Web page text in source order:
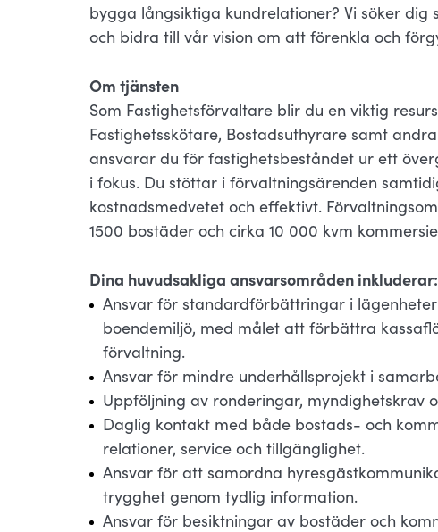
bygga långsiktiga kundrelationer? Vi söker
och bidra till vår vision om att förenkla och
Om tjänsten
Som Fastighetsförvaltare blir du en viktig
Fastighetsskötare, Bostadsuthyrare samt
ansvarar du för fastighetsbeståndet ur ett
i fokus. Du stöttar i förvaltningsärenden
kostnadsmedvetet och effektivt.
1500 bostäder och cirka 10 000 kvm
Dina huvudsakliga ansvarsområden inkluderar:
Ansvar för standardförbättringar i
boendemiljö, med målet att förbättra
förvaltning.
Ansvar för mindre underhållsprojekt i
Uppföljning av ronderingar, myndighetskrav
Daglig kontakt med både bostads- och
relationer, service och tillgänglighet.
Ansvar för att samordna
trygghet genom tydlig information.
Ansvar för besiktningar av bostäder och